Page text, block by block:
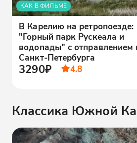
КАК В ФИЛЬМЕ
В Карелию на ретропоезде:
"Горный парк Рускеала и
водопады" с отправлением
Санкт-Петербурга
3290₽ 4.8
Классика Южной